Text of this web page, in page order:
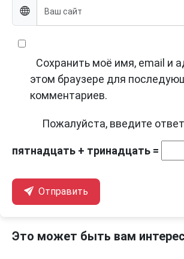
Сохранить моё имя, email и
этом браузере для
комментариев.
Пожалуйста, введите
пятнадцать + тринадцать =
Отправить
Это может быть вам